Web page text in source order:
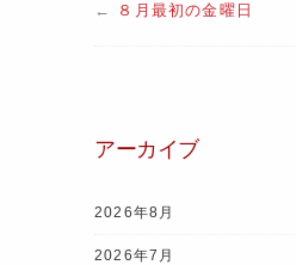
c
o
k
er
← ８月最初の金曜日
アーカイブ
2026年8月
2026年7月